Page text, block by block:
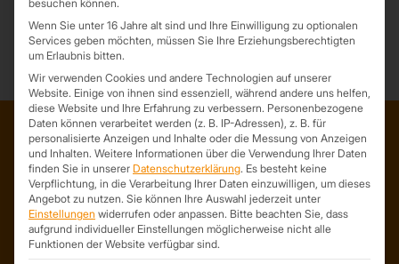
ADRESSE
Trapezprofile Deutschland
ist ein Geschäftsbereich der
On Spot Service GmbH
besuchen können.
Wenn Sie unter 16 Jahre alt sind und Ihre Einwilligung zu optionalen
Services geben möchten, müssen Sie Ihre Erziehungsberechtigten
um Erlaubnis bitten.
Wir verwenden Cookies und andere Technologien auf unserer
Website. Einige von ihnen sind essenziell, während andere uns helfen,
diese Website und Ihre Erfahrung zu verbessern. Personenbezogene
Daten können verarbeitet werden (z. B. IP-Adressen), z. B. für
personalisierte Anzeigen und Inhalte oder die Messung von Anzeigen
und Inhalten. Weitere Informationen über die Verwendung Ihrer Daten
finden Sie in unserer Datenschutzerklärung. Es besteht keine
Verpflichtung, in die Verarbeitung Ihrer Daten einzuwilligen, um dieses
Angebot zu nutzen. Sie können Ihre Auswahl jederzeit unter
Einstellungen widerrufen oder anpassen. Bitte beachten Sie, dass
aufgrund individueller Einstellungen möglicherweise nicht alle
Funktionen der Website verfügbar sind.